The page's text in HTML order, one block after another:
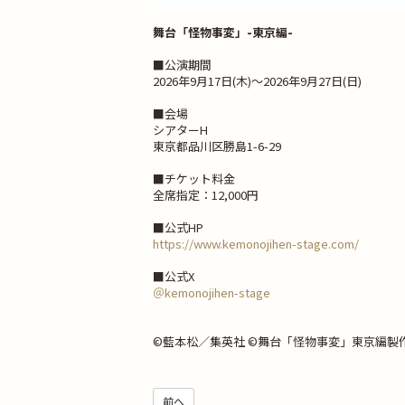
舞台「怪物事変」-東京編-
■公演期間
2026年9月17日(木)～2026年9月27日(日)
■会場
シアターH
東京都品川区勝島1-6-29
■チケット料金
全席指定：12,000円
■公式HP
https://www.kemonojihen-stage.com/
■公式X
＠kemonojihen-stage
©藍本松／集英社 ©舞台「怪物事変」東京編製
前へ